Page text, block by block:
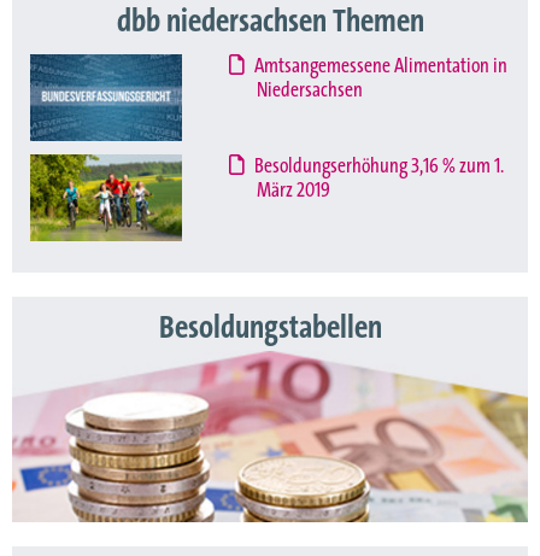
dbb niedersachsen Themen
Amtsangemessene Alimentation in
Niedersachsen
Besoldungserhöhung 3,16 % zum 1.
März 2019
Besoldungstabellen